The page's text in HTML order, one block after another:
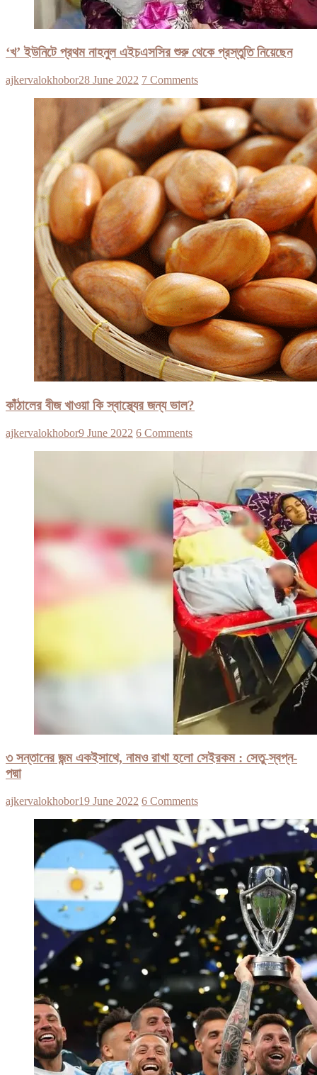
‘খ’ ইউনিটে প্রথম নাহনুল এইচএসসির শুরু থেকে প্রস্তুতি নিয়েছেন
ajkervalokhobor28 June 2022 7 Comments
কাঁঠালের বীজ খাওয়া কি স্বাস্থ্যের জন্য ভাল?
ajkervalokhobor9 June 2022 6 Comments
৩ সন্তানের জন্ম একইসাথে, নামও রাখা হলো সেইরকম : সেতু-স্বপ্ন-
পদ্মা
ajkervalokhobor19 June 2022 6 Comments